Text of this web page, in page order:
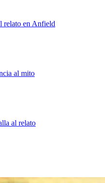
relato en Anfield
al mito
al relato